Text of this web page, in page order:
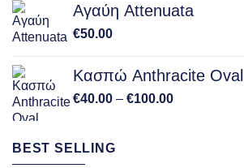
Αγαύη Attenuata
€50.00
Κασπώ Anthracite Oval
€40.00 – €100.00Price
BEST SELLING